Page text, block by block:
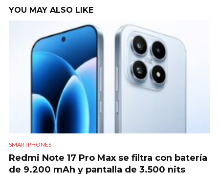
YOU MAY ALSO LIKE
SMARTPHONES
Redmi Note 17 Pro Max se filtra con batería
de 9.200 mAh y pantalla de 3.500 nits